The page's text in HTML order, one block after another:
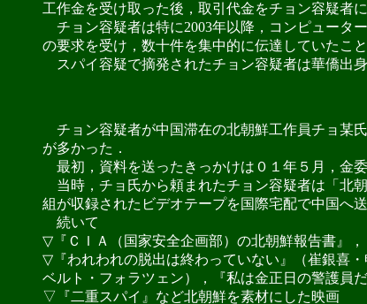
工作金を受け取った後，取引代金をチョン容疑者に
チョン容疑者は特に2003年以降，コンピュータ
の要求を受け，数十件を集中的に伝達していたこ
スパイ容疑で摘発されたチョン容疑者は華僑出
チョン容疑者が中国滞在の北朝鮮工作員チョ某
が多かった．
最初，資料を送ったきっかけは０１年５月，金
当時，チョ氏から頼まれたチョン容疑者は「北
組が収録されたビデオテープを国際宅配で中国へ送
続いて
▽『ＣＩＡ（国家安全企画部）の北朝鮮報告書』
▽『われわれの脱出は終わっていない』（崔銀
ベルト・フォラツェン），『私は金正日の警護員
▽『二重スパイ』など北朝鮮を素材にした映画